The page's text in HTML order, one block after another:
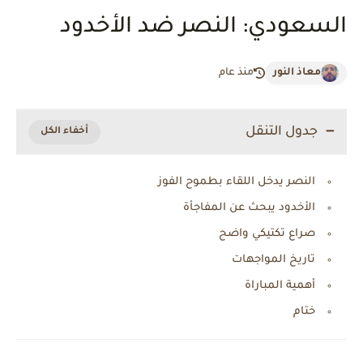
السعودي: النصر ضد الأخدود
معاذ النور منذ عام
جدول التنقل
النصر يدخل اللقاء بطموح الفوز
الأخدود يبحث عن المفاجأة
صراع تكتيكي واضح
تاريخ المواجهات
أهمية المباراة
ختام